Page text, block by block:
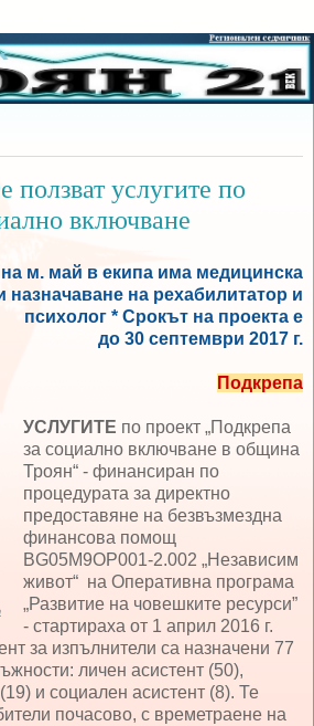
услугите по
включване
м. май в екипа има медицинска
назначаване на рехабилитатор и
психолог * Срокът на проекта е
до 30 септември 2017 г.
Подкрепа
УСЛУГИТЕ по проект „Подкрепа
за социално включване в община
Троян“ - финансиран по
процедурата за директно
предоставяне на безвъзмездна
финансова помощ
BG05M9OP001-2.002 „Независим
живот“ на Оперативна програма
„Развитие на човешките ресурси”
- стартираха от 1 април 2016 г.
за изпълнители са назначени 77
личен асистент (50),
и социален асистент (8). Те
почасово, с времетраене на